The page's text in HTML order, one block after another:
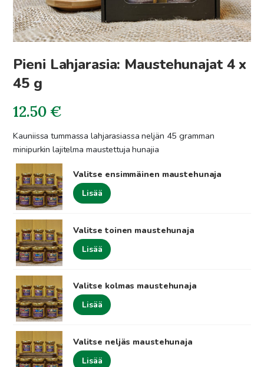
Pieni Lahjarasia: Maustehunajat 4 x
45 g
12.50€
Kauniissa tummassa lahjarasiassa neljän 45 gramman
minipurkin lajitelma maustettuja hunajia
Valitse ensimmäinen maustehunaja
Lisää
Valitse toinen maustehunaja
Lisää
Valitse kolmas maustehunaja
Lisää
Valitse neljäs maustehunaja
Lisää